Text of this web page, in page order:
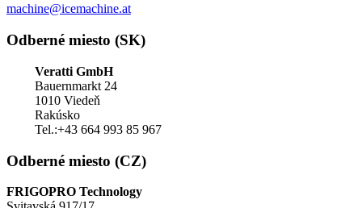
machine@icemachine.at
Odberné miesto (SK)
Veratti GmbH
Bauernmarkt 24
1010 Viedeň
Rakúsko
Tel.:+43 664 993 85 967
Odberné miesto (CZ)
FRIGOPRO Technology